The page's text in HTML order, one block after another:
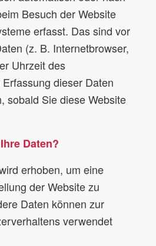
Besuch der Website
erfasst. Das sind vor
(z. B. Internetbrowser,
Uhrzeit des
dieser Daten
sobald Sie diese Website
Daten?
erhoben, um eine
der Website zu
Daten können zur
verwendet